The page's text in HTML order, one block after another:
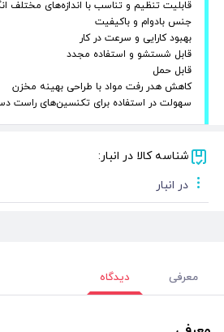
قابلیت تنظیم و تناسب با اندازه‌های مختلف
جنس بادوام و باکیفیت
بهبود کارایی و سرعت در کار
قابل شستشو و استفاده مجدد
قابل حمل
کاهش هدر رفت مواد با طراحی بهینه مخزن
سهولت در استفاده برای تکنسین‌های
شناسه کالا در انبار:
در انبار
معرفی دیدگاه